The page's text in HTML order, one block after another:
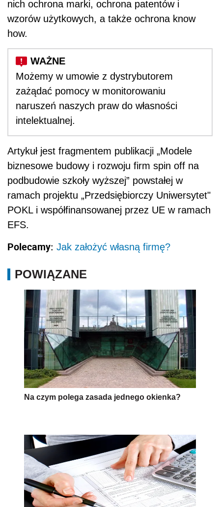
nich ochrona marki, ochrona patentów i
wzorów użytkowych, a także ochrona know
how.
Możemy w umowie z dystrybutorem
zażądać pomocy w monitorowaniu
naruszeń naszych praw do własności
intelektualnej.
Artykuł jest fragmentem publikacji „Modele
biznesowe budowy i rozwoju firm spin off na
podbudowie szkoły wyższej” powstałej w
ramach projektu „Przedsiębiorczy Uniwersytet"
POKL i współfinansowanej przez UE w ramach
EFS.
Polecamy: Jak założyć własną firmę?
POWIĄZANE
Na czym polega zasada jednego okienka?